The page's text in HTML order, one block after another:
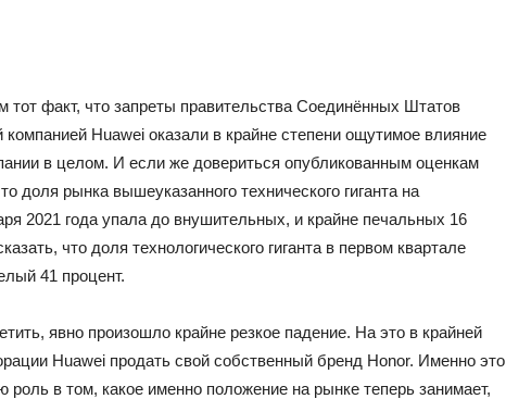
тот факт, что запреты правительства Соединённых Штатов
компанией Huawei оказали в крайне степени ощутимое влияние
в целом. И если же довериться опубликованным оценкам
доля рынка вышеуказанного технического гиганта на
2021 года упала до внушительных, и крайне печальных 16
что доля технологического гиганта в первом квартале
41 процент.
явно произошло крайне резкое падение. На это в крайней
Huawei продать свой собственный бренд Honor. Именно это
в том, какое именно положение на рынке теперь занимает,